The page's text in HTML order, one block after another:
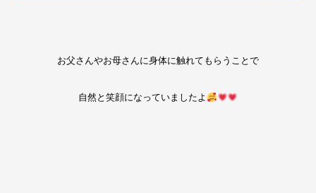
お父さんやお母さんに身体に触れてもらうことで
自然と笑顔になっていましたよ